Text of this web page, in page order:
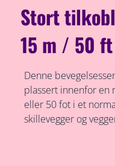
Stort
15 m / 50 ft
Denne
plassert innenfor
eller 50 fot i et
skillevegger og